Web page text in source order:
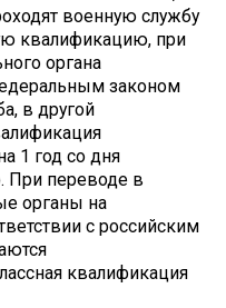
военную службу
квалификацию, при
органа
законом
в другой
1 год со дня
При переводе в
органы на
с российским
квалификация